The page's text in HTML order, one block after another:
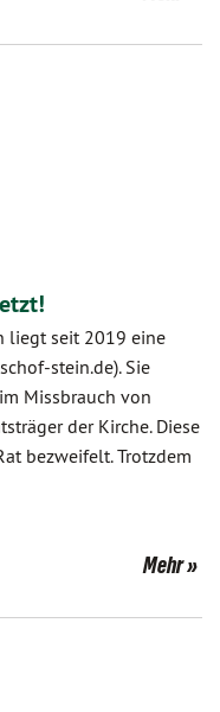
liegt seit 2019 eine
stein.de). Sie
Missbrauch von
der Kirche. Diese
bezweifelt. Trotzdem
Mehr